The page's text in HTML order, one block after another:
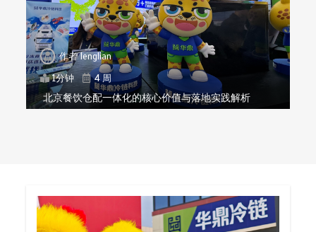
作者lenglian
1分钟
4 周
北京餐饮仓配一体化的核心价值与落地实践解析